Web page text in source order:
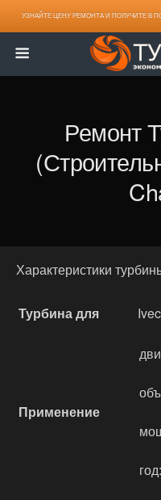
УЗНАЙТЕ ЦЕНУ РЕМОНТА И ПОЛУЧИТЕ В
Ремонт
Характеристики
Турбина для
Применение
год: